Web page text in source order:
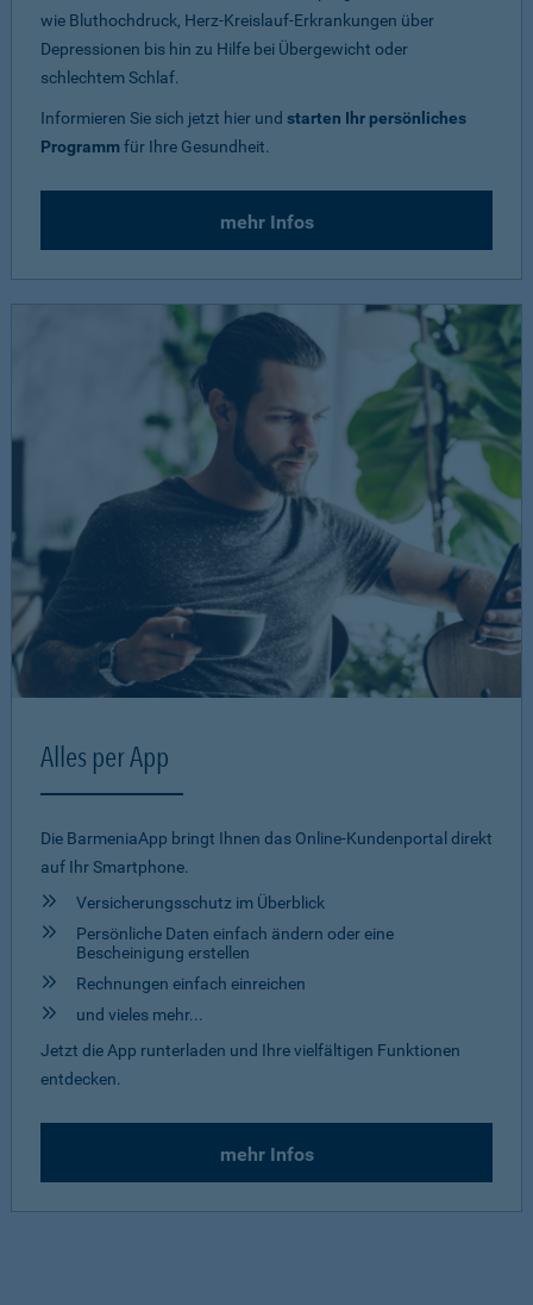
wie Bluthochdruck, Herz-Kreislauf-Erkrankungen über
Depressionen bis hin zu Hilfe bei Übergewicht oder
schlechtem Schlaf.
Informieren Sie sich jetzt hier und starten Ihr persönliches
Programmfür Ihre Gesundheit.
mehr Infos
Alles per App
Die BarmeniaApp bringt Ihnen das Online-Kundenportal direkt
auf Ihr Smartphone.
Versicherungsschutz im Überblick
Persönliche Daten einfach ändern oder eine
Bescheinigung erstellen
Rechnungen einfach einreichen
und vieles mehr...
Jetzt die App runterladen und Ihre vielfältigen Funktionen
entdecken.
mehr Infos